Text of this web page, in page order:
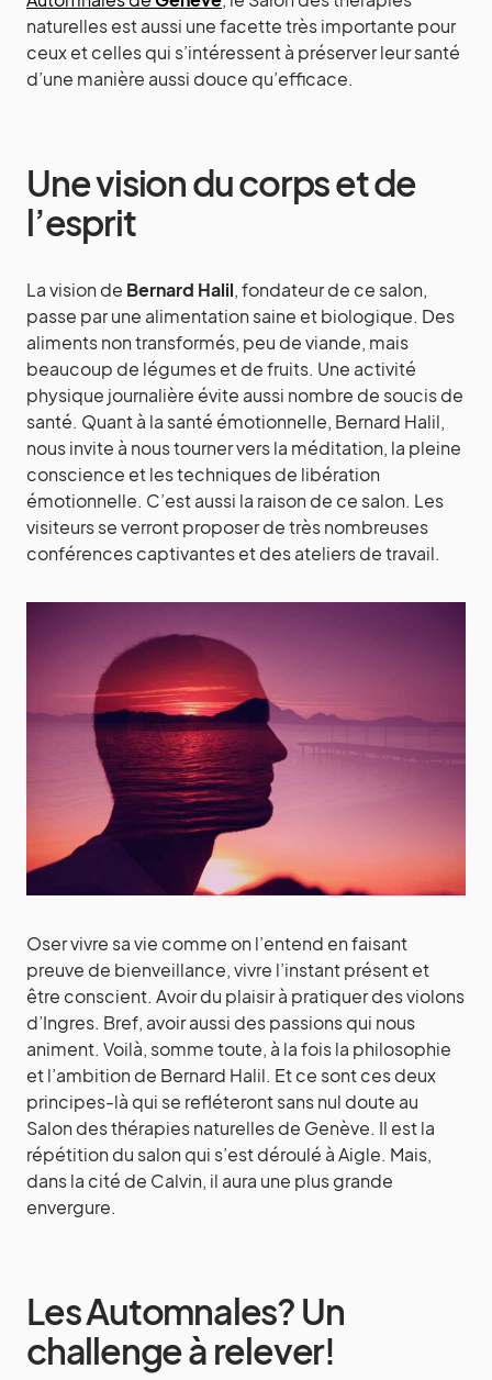
naturelles est aussi une facette très importante pour
ceux et celles qui s’intéressent à préserver leur santé
d’une manière aussi douce qu’efficace.
Une vision du corps et de
l’esprit
La vision de Bernard Halil, fondateur de ce salon,
passe par une alimentation saine et biologique. Des
aliments non transformés, peu de viande, mais
beaucoup de légumes et de fruits. Une activité
physique journalière évite aussi nombre de soucis de
santé. Quant à la santé émotionnelle, Bernard Halil,
nous invite à nous tourner vers la méditation, la pleine
conscience et les techniques de libération
émotionnelle. C’est aussi la raison de ce salon. Les
visiteurs se verront proposer de très nombreuses
conférences captivantes et des ateliers de travail.
Oser vivre sa vie comme on l’entend en faisant
preuve de bienveillance, vivre l’instant présent et
être conscient. Avoir du plaisir à pratiquer des violons
d’Ingres. Bref, avoir aussi des passions qui nous
animent. Voilà, somme toute, à la fois la philosophie
et l’ambition de Bernard Halil. Et ce sont ces deux
principes-là qui se refléteront sans nul doute au
Salon des thérapies naturelles de Genève. Il est la
répétition du salon qui s’est déroulé à Aigle. Mais,
dans la cité de Calvin, il aura une plus grande
envergure.
Les Automnales? Un
challenge à relever!